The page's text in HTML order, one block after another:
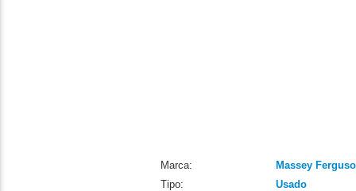
Marca:
Massey
Tipo:
Usado